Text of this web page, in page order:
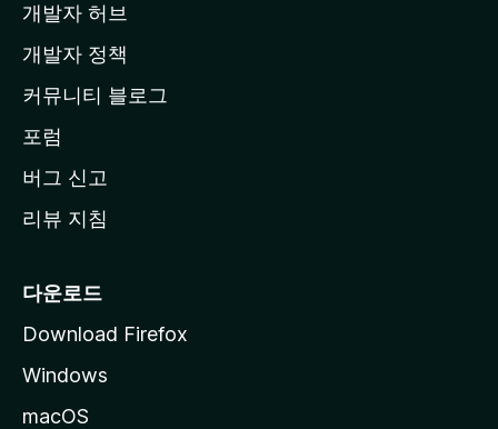
이
지
이
동
개발자 허브
개발자 정책
커뮤니티 블로그
포럼
버그 신고
리뷰 지침
다운로드
Download Firefox
Windows
macOS